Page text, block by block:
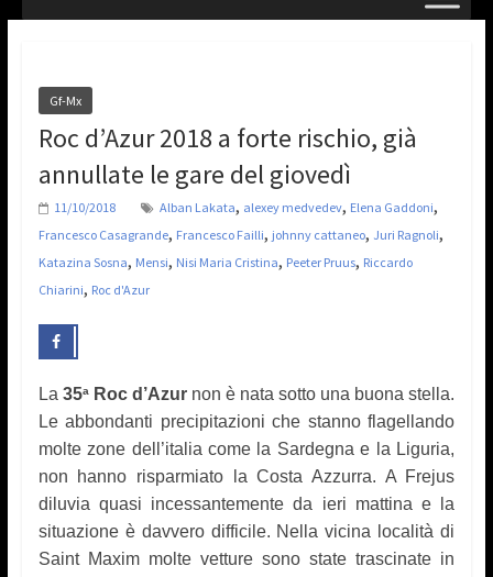
Gf-Mx
Roc d’Azur 2018 a forte rischio, già
annullate le gare del giovedì
11/10/2018 Alban Lakata, alexey medvedev, Elena Gaddoni,
Francesco Casagrande, Francesco Failli, johnny cattaneo, Juri Ragnoli,
Katazina Sosna, Mensi, Nisi Maria Cristina, Peeter Pruus, Riccardo
Chiarini, Roc d'Azur
La 35aRoc d’Azurnon è nata sotto una buona stella.
Le abbondanti precipitazioni che stanno flagellando
molte zone dell’italia come la Sardegna e la Liguria,
non hanno risparmiato la Costa Azzurra. A Frejus
diluvia quasi incessantemente da ieri mattina e la
situazione è davvero difficile. Nella vicina località di
Saint Maxim molte vetture sono state trascinate in